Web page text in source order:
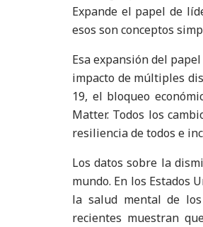
Expande el papel de
esos son conceptos
Esa expansión del
impacto de múltiples
19, el bloqueo
Matter. Todos los
resiliencia de todos e
Los datos sobre la
mundo. En los Estados
la salud mental de
recientes muestran